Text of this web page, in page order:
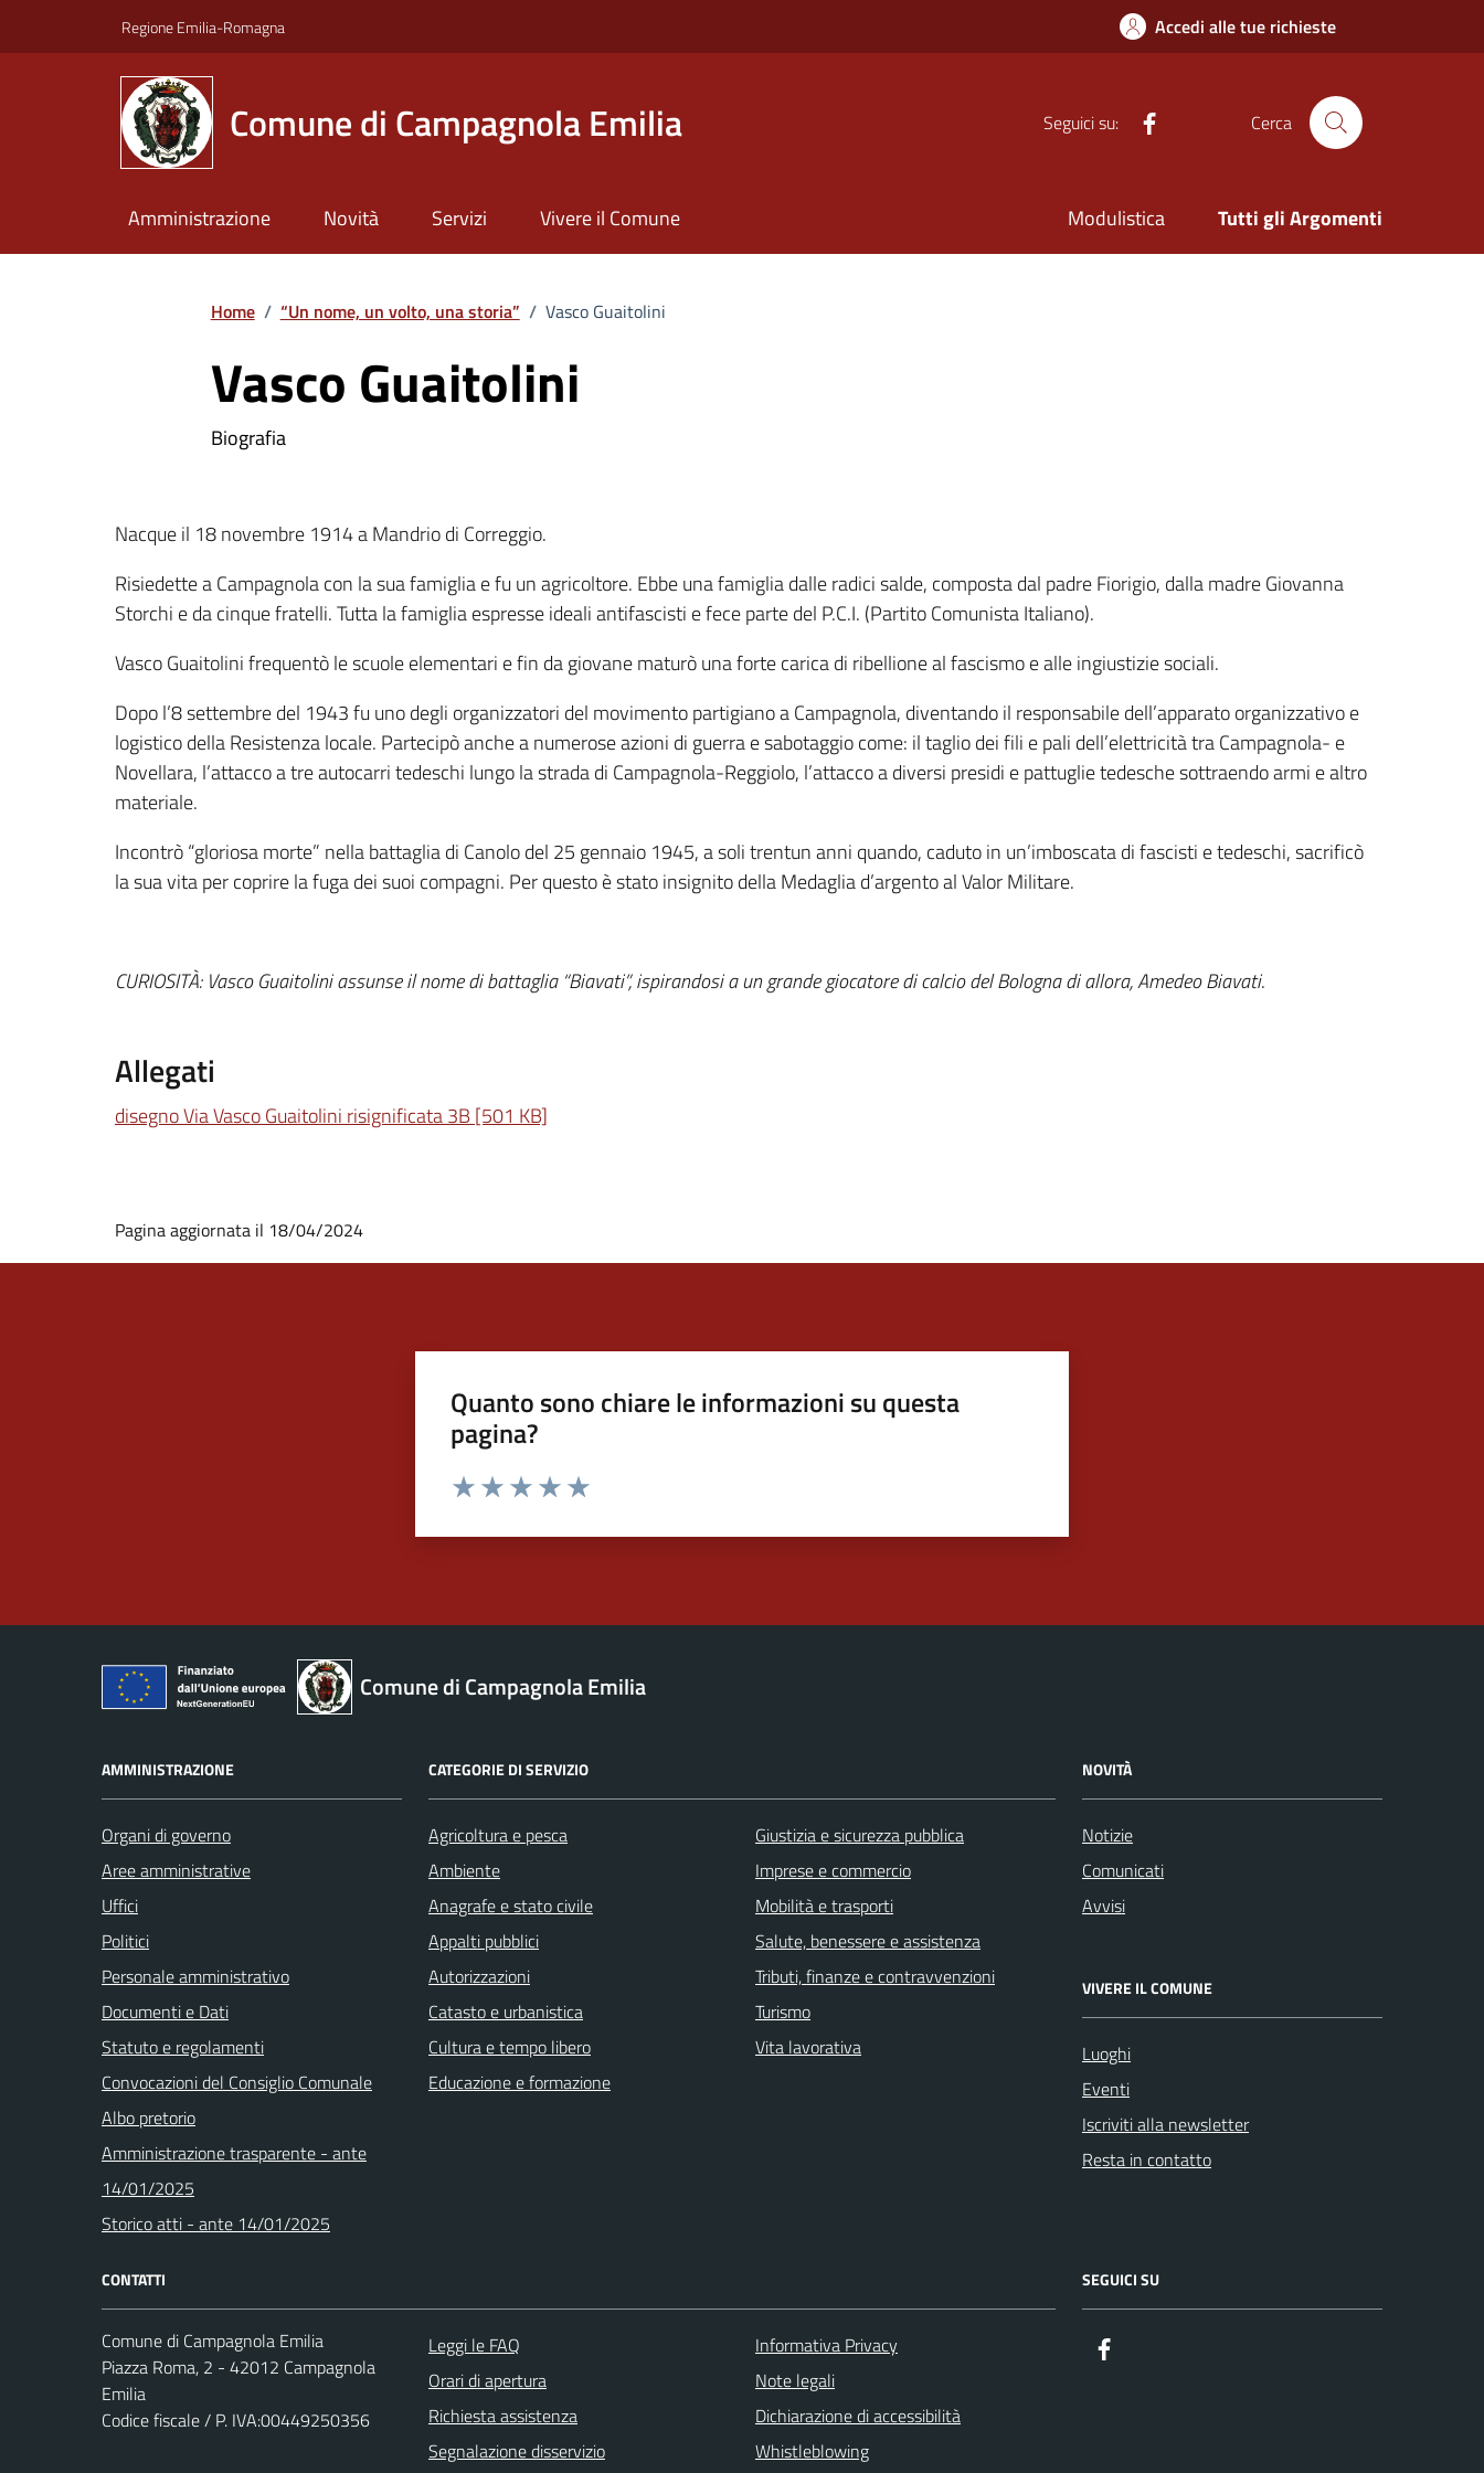
Regione Emilia-Romagna Accedi alle tue richieste
Comune di Campagnola Emilia Seguici su: Cerca
Amministrazione Novità Servizi Vivere il Comune Modulistica Tutti gli Argomenti
Home / “Un nome, un volto, una storia” / Vasco Guaitolini
Vasco Guaitolini
Biografia
Nacque il 18 novembre 1914 a Mandrio di Correggio.
Risiedette a Campagnola con la sua famiglia e fu un agricoltore. Ebbe una famiglia dalle radici salde, composta dal padre Fiorigio, dalla madre Giovanna
Storchi e da cinque fratelli. Tutta la famiglia espresse ideali antifascisti e fece parte del P.C.I. (Partito Comunista Italiano).
Vasco Guaitolini frequentò le scuole elementari e fin da giovane maturò una forte carica di ribellione al fascismo e alle ingiustizie sociali.
Dopo l’8 settembre del 1943 fu uno degli organizzatori del movimento partigiano a Campagnola, diventando il responsabile dell’apparato organizzativo e
logistico della Resistenza locale. Partecipò anche a numerose azioni di guerra e sabotaggio come: il taglio dei fili e pali dell’elettricità tra Campagnola- e
Novellara, l’attacco a tre autocarri tedeschi lungo la strada di Campagnola-Reggiolo, l’attacco a diversi presidi e pattuglie tedesche sottraendo armi e altro
materiale.
Incontrò “gloriosa morte” nella battaglia di Canolo del 25 gennaio 1945, a soli trentun anni quando, caduto in un’imboscata di fascisti e tedeschi, sacrificò
la sua vita per coprire la fuga dei suoi compagni. Per questo è stato insignito della Medaglia d’argento al Valor Militare.
CURIOSITÀ: Vasco Guaitolini assunse il nome di battaglia “Biavati”, ispirandosi a un grande giocatore di calcio del Bologna di allora, Amedeo Biavati.
Allegati
disegno Via Vasco Guaitolini risignificata 3B [501 KB]
Pagina aggiornata il 18/04/2024
Quanto sono chiare le informazioni su questa
pagina?
Comune di Campagnola Emilia
AMMINISTRAZIONE
Organi di governo
Aree amministrative
Uffici
Politici
Personale amministrativo
Documenti e Dati
Statuto e regolamenti
Convocazioni del Consiglio Comunale
Albo pretorio
Amministrazione trasparente - ante
14/01/2025
Storico atti - ante 14/01/2025
CATEGORIE DI SERVIZIO
Agricoltura e pesca
Ambiente
Anagrafe e stato civile
Appalti pubblici
Autorizzazioni
Catasto e urbanistica
Cultura e tempo libero
Educazione e formazione
Giustizia e sicurezza pubblica
Imprese e commercio
Mobilità e trasporti
Salute, benessere e assistenza
Tributi, finanze e contravvenzioni
Turismo
Vita lavorativa
NOVITÀ
Notizie
Comunicati
Avvisi
VIVERE IL COMUNE
Luoghi
Eventi
Iscriviti alla newsletter
Resta in contatto
CONTATTI
Comune di Campagnola Emilia
Piazza Roma, 2 - 42012 Campagnola
Emilia
Codice fiscale / P. IVA:00449250356
Leggi le FAQ
Orari di apertura
Richiesta assistenza
Segnalazione disservizio
Informativa Privacy
Note legali
Dichiarazione di accessibilità
Whistleblowing
SEGUICI SU